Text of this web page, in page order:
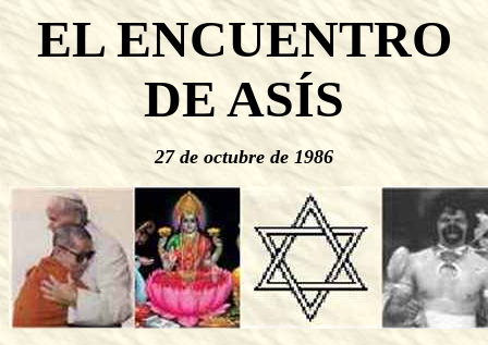
EL ENCUENTRO
DE ASÍS
27 de octubre de 1986